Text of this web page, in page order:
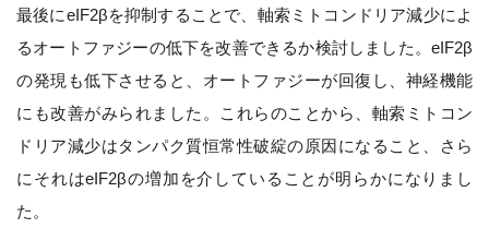
最後にeIF2βを抑制することで、軸索ミトコンドリア減少によ
るオートファジーの低下を改善できるか検討しました。eIF2β
の発現も低下させると、オートファジーが回復し、神経機能
にも改善がみられました。これらのことから、軸索ミトコン
ドリア減少はタンパク質恒常性破綻の原因になること、さら
にそれはeIF2βの増加を介していることが明らかになりまし
た。